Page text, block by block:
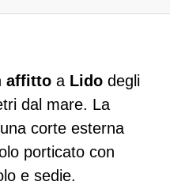
affitto a Lido degli
dal mare. La
corte esterna
porticato con
e sedie.